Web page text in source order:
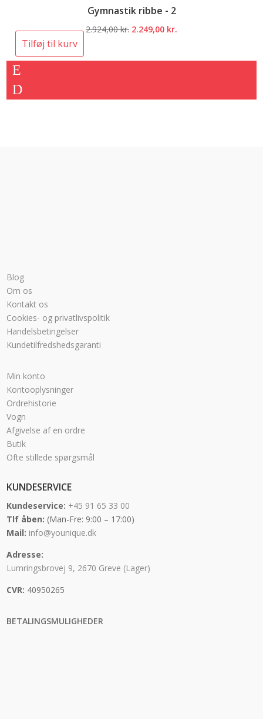
Gymnastik ribbe - 2
2.924,00kr. Den
2.249,00 kr.
Tilføj til kurv
Blog
Om os
Kontakt os
Cookies- og privatlivspolitik
Handelsbetingelser
Kundetilfredshedsgaranti
Min konto
Kontooplysninger
Ordrehistorie
Vogn
Afgivelse af en ordre
Butik
Ofte stillede spørgsmål
KUNDESERVICE
Kundeservice: +45 91 65 33 00
Tlf åben: (Man-Fre: 9:00 – 17:00)
Mail: info@younique.dk
Adresse:
Lumringsbrovej 9, 2670 Greve (Lager)
CVR: 40950265
BETALINGSMULIGHEDER